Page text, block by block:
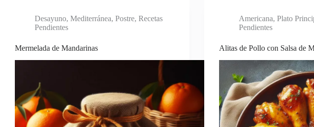
Desayuno, Mediterránea, Postre, Recetas
Pendientes
Mermelada de Mandarinas
Americana,Plato
Pendientes
Alitas de Pollo con Salsa de